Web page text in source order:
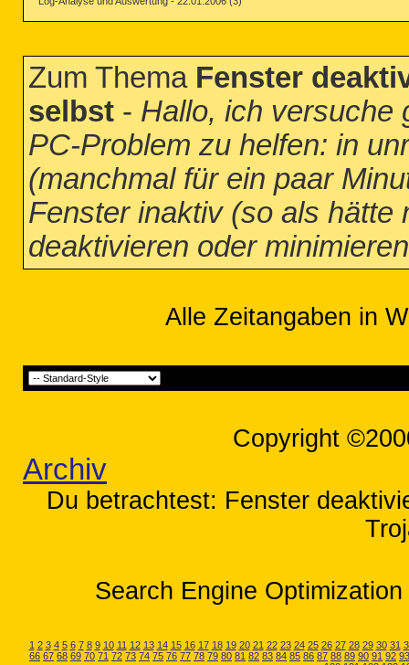
Zum Thema Fenster
selbst - Hallo, ich versuche
PC-Problem zu helfen: in
(manchmal für ein paar
Fenster inaktiv (so als hätte
deaktivieren oder
Alle Zeitangaben in
Copyright
Archiv
Du betrachtest: Fenster
Search Engine
1 2 3 4 5 6 7 8 9 10 11 12 13 14 15 16 17 18 19 20 21 22 23 24 25 26 27 28 29 30 31
66 67 68 69 70 71 72 73 74 75 76 77 78 79 80 81 82 83 84 85 86 87 88 89 90 91 92 93